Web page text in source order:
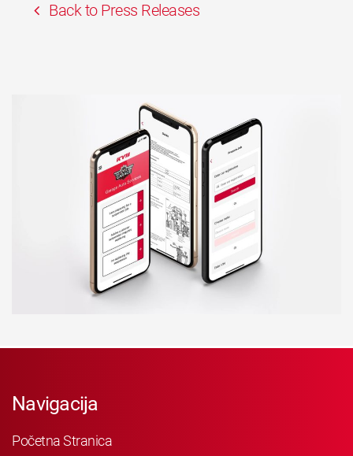
Back to Press Releases
Navigacija
Početna Stranica